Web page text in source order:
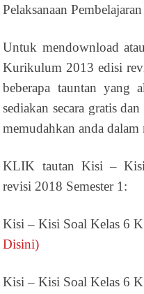
Pelaksanaan
Untuk mendownload
Kurikulum 2013 edisi
beberapa tauntan yang
sediakan secara gratis
memudahkan anda dalam
KLIK tautan Kisi –
revisi 2018 Semester 1:
Kisi – Kisi Soal Kelas 6
Disini)
Kisi – Kisi Soal Kelas 6